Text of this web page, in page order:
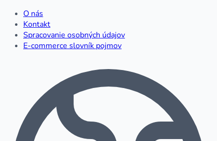
O nás
Kontakt
Spracovanie osobných údajov
E-commerce slovník pojmov